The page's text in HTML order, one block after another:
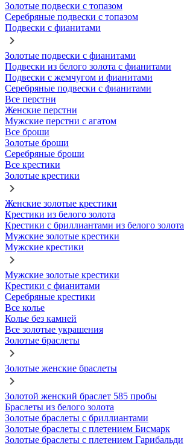
Золотые подвески с топазом
Серебряные подвески с топазом
Подвески с фианитами
Золотые подвески с фианитами
Подвески из белого золота с фианитами
Подвески с жемчугом и фианитами
Серебряные подвески с фианитами
Все перстни
Женские перстни
Мужские перстни с агатом
Все броши
Золотые броши
Серебряные броши
Все крестики
Золотые крестики
Женские золотые крестики
Крестики из белого золота
Крестики с бриллиантами из белого золота
Мужские золотые крестики
Мужские крестики
Мужские золотые крестики
Крестики с фианитами
Серебряные крестики
Все колье
Колье без камней
Все золотые украшения
Золотые браслеты
Золотые женские браслеты
Золотой женский браслет 585 пробы
Браслеты из белого золота
Золотые браслеты с бриллиантами
Золотые браслеты с плетением Бисмарк
Золотые браслеты с плетением Гарибальди